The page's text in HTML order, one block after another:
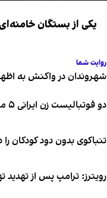
یکی از بستگان
روایت شما
شهروندان در واکنش به
دو فوتبالیست زن ایرانی ۵ ماه پس از پناهندگی، شهروند استرالیا شدند
تنباکوی بدون دود کودکان
رویترز: ترامپ پس از